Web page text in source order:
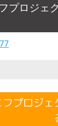
プロジェ
プロジ